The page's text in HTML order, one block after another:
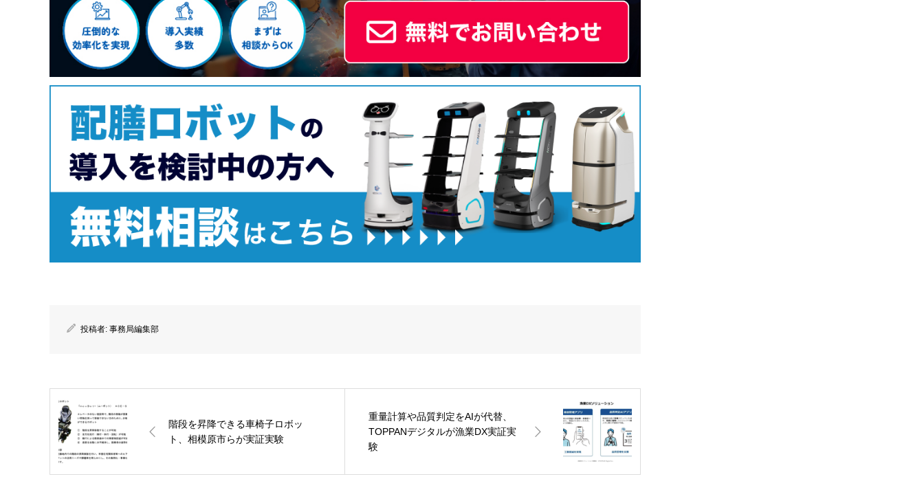
投稿者: 事務局編集部
階段を昇降できる車椅子ロボッ
ト、相模原市らが実証実験
重量計算や品質判定をAIが代替、
TOPPANデジタルが漁業DX実証実
験